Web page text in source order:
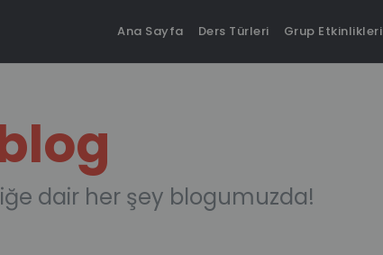
Ana Sayfa Ders Türleri Grup Etkinlikleri
dair her şey blogumuzda!